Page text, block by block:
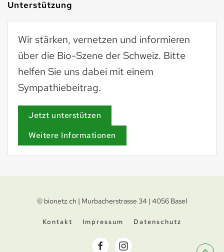
Unterstützung
Wir stärken, vernetzen und informieren
über die Bio-Szene der Schweiz. Bitte
helfen Sie uns dabei mit einem
Sympathiebeitrag.
Jetzt unterstützen
Weitere Informationen
© bionetz.ch | Murbacherstrasse 34 | 4056 Basel
Kontakt Impressum Datenschutz